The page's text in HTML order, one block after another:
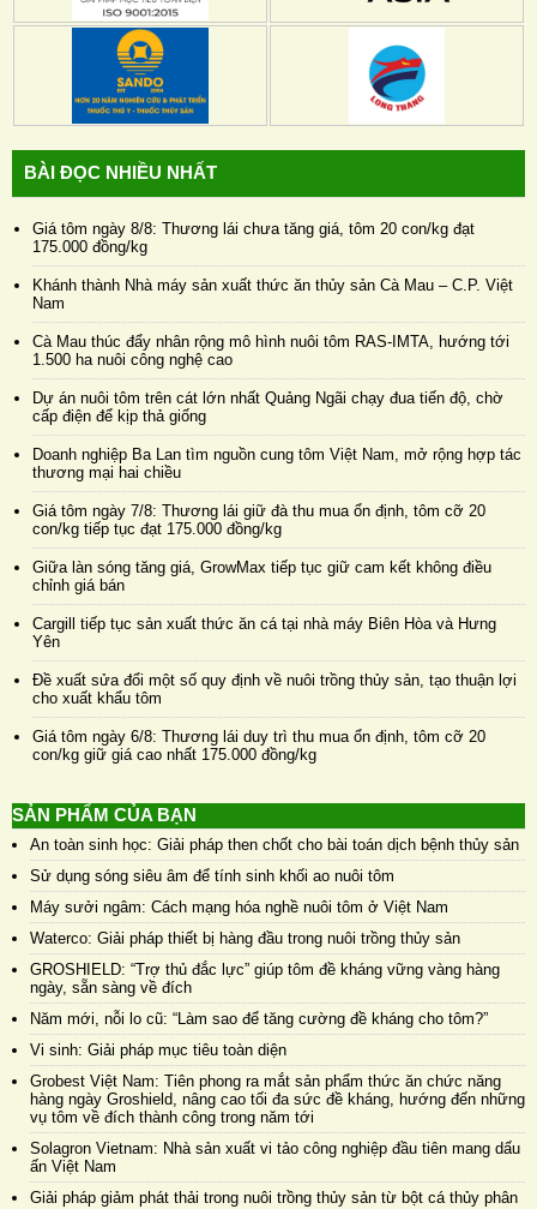
BÀI ĐỌC NHIỀU NHẤT
Giá tôm ngày 8/8: Thương lái chưa tăng giá, tôm 20 con/kg đạt
175.000 đồng/kg
Khánh thành Nhà máy sản xuất thức ăn thủy sản Cà Mau – C.P. Việt
Nam
Cà Mau thúc đẩy nhân rộng mô hình nuôi tôm RAS-IMTA, hướng tới
1.500 ha nuôi công nghệ cao
Dự án nuôi tôm trên cát lớn nhất Quảng Ngãi chạy đua tiến độ, chờ
cấp điện để kịp thả giống
Doanh nghiệp Ba Lan tìm nguồn cung tôm Việt Nam, mở rộng hợp tác
thương mại hai chiều
Giá tôm ngày 7/8: Thương lái giữ đà thu mua ổn định, tôm cỡ 20
con/kg tiếp tục đạt 175.000 đồng/kg
Giữa làn sóng tăng giá, GrowMax tiếp tục giữ cam kết không điều
chỉnh giá bán
Cargill tiếp tục sản xuất thức ăn cá tại nhà máy Biên Hòa và Hưng
Yên
Đề xuất sửa đổi một số quy định về nuôi trồng thủy sản, tạo thuận lợi
cho xuất khẩu tôm
Giá tôm ngày 6/8: Thương lái duy trì thu mua ổn định, tôm cỡ 20
con/kg giữ giá cao nhất 175.000 đồng/kg
SẢN PHẨM CỦA BẠN
An toàn sinh học: Giải pháp then chốt cho bài toán dịch bệnh thủy sản
Sử dụng sóng siêu âm để tính sinh khối ao nuôi tôm
Máy sưởi ngâm: Cách mạng hóa nghề nuôi tôm ở Việt Nam
Waterco: Giải pháp thiết bị hàng đầu trong nuôi trồng thủy sản
GROSHIELD: “Trợ thủ đắc lực” giúp tôm đề kháng vững vàng hàng
ngày, sẵn sàng về đích
Năm mới, nỗi lo cũ: “Làm sao để tăng cường đề kháng cho tôm?”
Vi sinh: Giải pháp mục tiêu toàn diện
Grobest Việt Nam: Tiên phong ra mắt sản phẩm thức ăn chức năng
hàng ngày Groshield, nâng cao tối đa sức đề kháng, hướng đến những
vụ tôm về đích thành công trong năm tới
Solagron Vietnam: Nhà sản xuất vi tảo công nghiệp đầu tiên mang dấu
ấn Việt Nam
Giải pháp giảm phát thải trong nuôi trồng thủy sản từ bột cá thủy phân